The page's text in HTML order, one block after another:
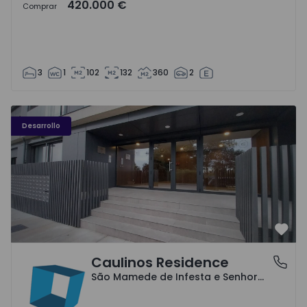
Comprar 420.000 €
3 1 102 132 360 2
Desarrollo
Caulinos Residence - 1
São Mamede de Infesta e Senhora da Hora, Porto
Caulinos Residence
São Mamede de Infesta e Senhora da Hora, Porto